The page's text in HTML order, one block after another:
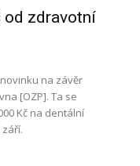
od zdravotní
na závěr
[OZP]. Ta se
Kč na dentální